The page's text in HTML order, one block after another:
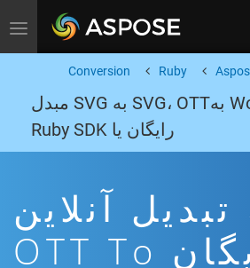
Toggle navigation
Ruby
Conversion
تبدیل Word بهSVG، OTT به SVG مبدل
رایگان یا Ruby SDK
تبدیل آنلاین
رایگان OTT To